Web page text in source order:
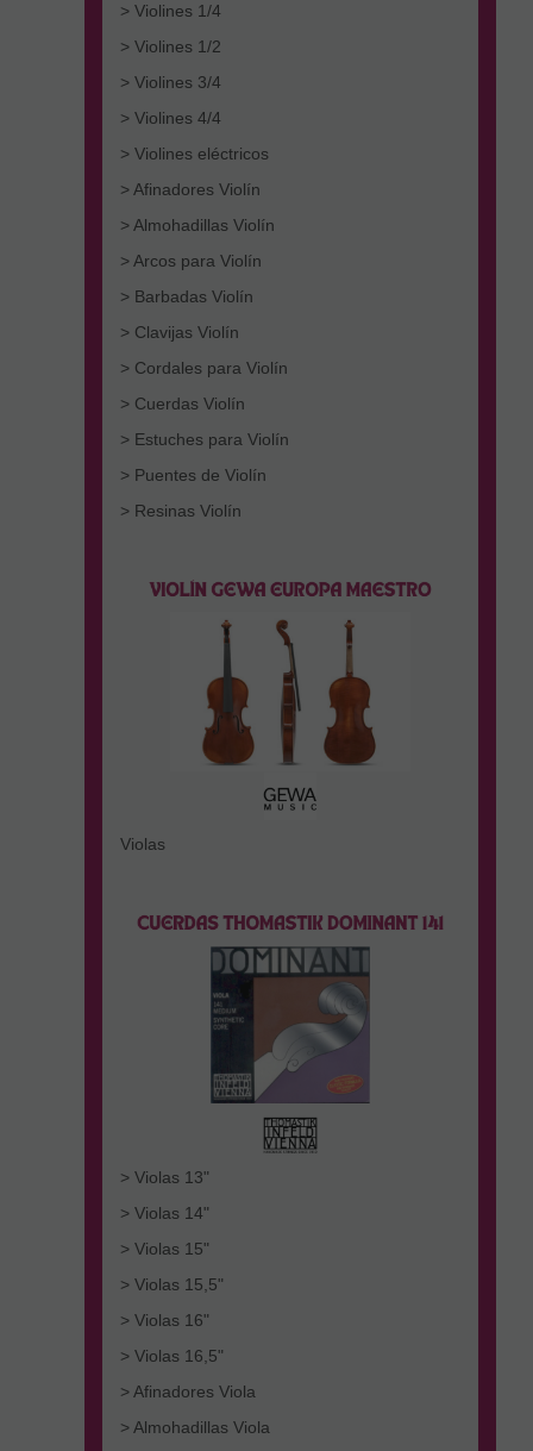
> Violines 1/4
> Violines 1/2
> Violines 3/4
> Violines 4/4
> Violines eléctricos
> Afinadores Violín
> Almohadillas Violín
> Arcos para Violín
> Barbadas Violín
> Clavijas Violín
> Cordales para Violín
> Cuerdas Violín
> Estuches para Violín
> Puentes de Violín
> Resinas Violín
Violas
> Violas 13"
> Violas 14"
> Violas 15"
> Violas 15,5"
> Violas 16"
> Violas 16,5"
> Afinadores Viola
> Almohadillas Viola